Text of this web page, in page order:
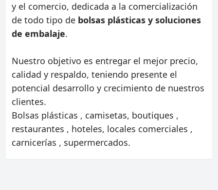
y el comercio, dedicada a la comercialización
de todo tipo de bolsas plásticas y soluciones
de embalaje.
Nuestro objetivo es entregar el mejor precio,
calidad y respaldo, teniendo presente el
potencial desarrollo y crecimiento de nuestros
clientes.
Bolsas plásticas , camisetas, boutiques ,
restaurantes , hoteles, locales comerciales ,
carnicerías , supermercados.